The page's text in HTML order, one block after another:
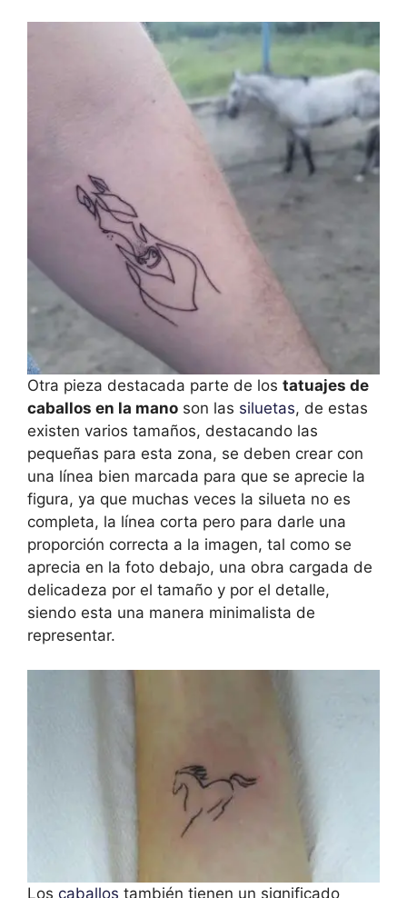
Otra pieza destacada parte de los tatuajes de
caballos en la mano son las siluetas, de estas
existen varios tamaños, destacando las
pequeñas para esta zona, se deben crear con
una línea bien marcada para que se aprecie la
figura, ya que muchas veces la silueta no es
completa, la línea corta pero para darle una
proporción correcta a la imagen, tal como se
aprecia en la foto debajo, una obra cargada de
delicadeza por el tamaño y por el detalle,
siendo esta una manera minimalista de
representar.
Los caballos también tienen un significado